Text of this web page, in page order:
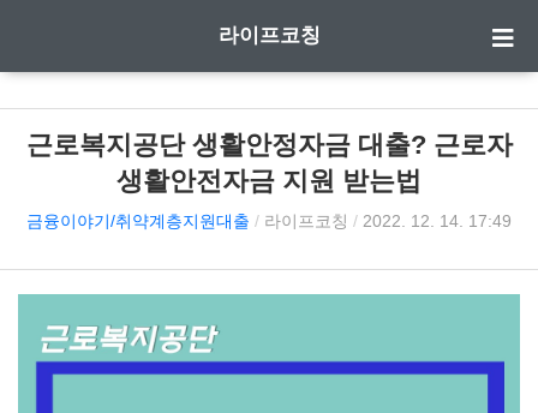
라이프코칭
근로복지공단 생활안정자금 대출? 근로자
생활안전자금 지원 받는법
금융이야기/취약계층지원대출 / 라이프코칭 / 2022. 12. 14. 17:49